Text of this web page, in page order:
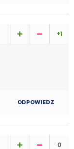
+1
ODPOWIEDZ
0